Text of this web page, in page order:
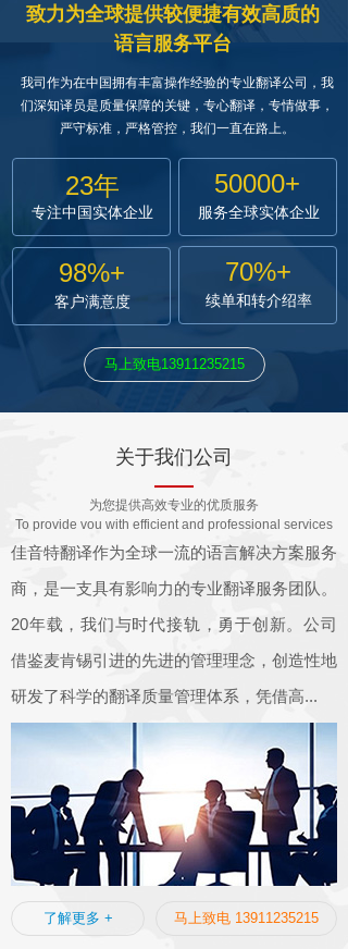
98%+
客户满意度
70%+
续单和转介绍率
23年
专注中国实体企业
50000+
服务全球实体企业
我司作为在中国拥有丰富操作经验的专业翻译公司，我
们深知译员是质量保障的关键，专心翻译，专情做事，
严守标准，严格管控，我们一直在路上。
致力为全球提供较便捷有效高质的
语言服务平台
马上致电13911235215
关于我们公司
马上致电 13911235215
佳音特翻译作为全球一流的语言解决方案服务
商，是一支具有影响力的专业翻译服务团队。
20年载，我们与时代接轨，勇于创新。公司
借鉴麦肯锡引进的先进的管理理念，创造性地
研发了科学的翻译质量管理体系，凭借高...
了解更多 +
为您提供高效专业的优质服务
To provide vou with efficient and professional services